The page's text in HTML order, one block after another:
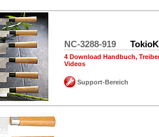
NC-3288-919
4 Download Handbuch,
Videos
Support-Bereich